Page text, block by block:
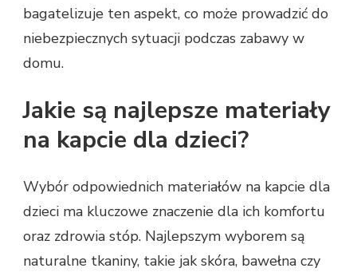
bagatelizuje ten aspekt, co może prowadzić do
niebezpiecznych sytuacji podczas zabawy w
domu.
Jakie są najlepsze materiały
na kapcie dla dzieci?
Wybór odpowiednich materiałów na kapcie dla
dzieci ma kluczowe znaczenie dla ich komfortu
oraz zdrowia stóp. Najlepszym wyborem są
naturalne tkaniny, takie jak skóra, bawełna czy